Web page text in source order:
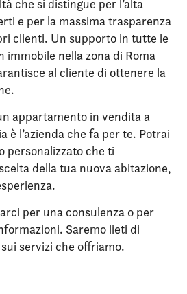
che si distingue per l’alta
e per la massima trasparenza
clienti. Un supporto in tutte le
immobile nella zona di Roma
al cliente di ottenere la
appartamento in vendita a
è l’azienda che fa per te. Potrai
personalizzato che ti
della tua nuova abitazione,
per una consulenza o per
Saremo lieti di
servizi che offriamo.